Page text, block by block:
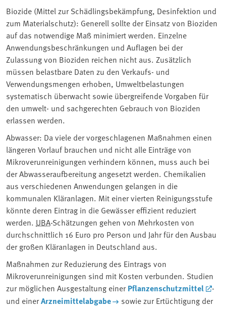
Biozide (Mittel zur Schädlingsbekämpfung, Desinfektion und
zum Materialschutz): Generell sollte der Einsatz von Bioziden
auf das notwendige Maß minimiert werden. Einzelne
Anwendungsbeschränkungen und Auflagen bei der
Zulassung von Bioziden reichen nicht aus. Zusätzlich
müssen belastbare Daten zu den Verkaufs- und
Verwendungsmengen erhoben, Umweltbelastungen
systematisch überwacht sowie übergreifende Vorgaben für
den umwelt- und sachgerechten Gebrauch von Bioziden
erlassen werden.
Abwasser: Da viele der vorgeschlagenen Maßnahmen einen
längeren Vorlauf brauchen und nicht alle Einträge von
Mikroverunreinigungen verhindern können, muss auch bei
der Abwasseraufbereitung angesetzt werden. Chemikalien
aus verschiedenen Anwendungen gelangen in die
kommunalen Kläranlagen. Mit einer vierten Reinigungsstufe
könnte deren Eintrag in die Gewässer effizient reduziert
werden. UBA-Schätzungen gehen von Mehrkosten von
durchschnittlich 16 Euro pro Person und Jahr für den Ausbau
der großen Kläranlagen in Deutschland aus.
Maßnahmen zur Reduzierung des Eintrags von
Mikroverunreinigungen sind mit Kosten verbunden. Studien
zur möglichen Ausgestaltung einerPflanzenschutzmittel
-
und einerArzneimittelabgabe sowie zur Ertüchtigung der